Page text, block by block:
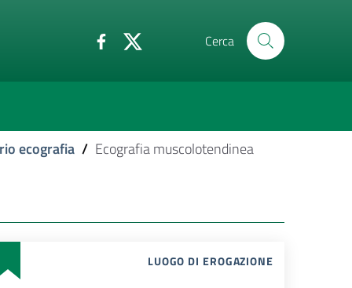
Cerca
ecografia / Ecografia muscolotendinea
LUOGO DI EROGAZIONE